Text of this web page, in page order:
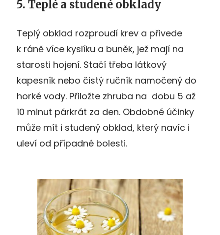
5. Teplé a studené obklady
Teplý obklad rozproudí krev a přivede
k ráně více kyslíku a buněk, jež mají na
starosti hojení. Stačí třeba látkový
kapesník nebo čistý ručník namočený do
horké vody. Přiložte zhruba na dobu 5 až
10 minut párkrát za den. Obdobné účinky
může mít i studený obklad, který navíc i
uleví od případné bolesti.